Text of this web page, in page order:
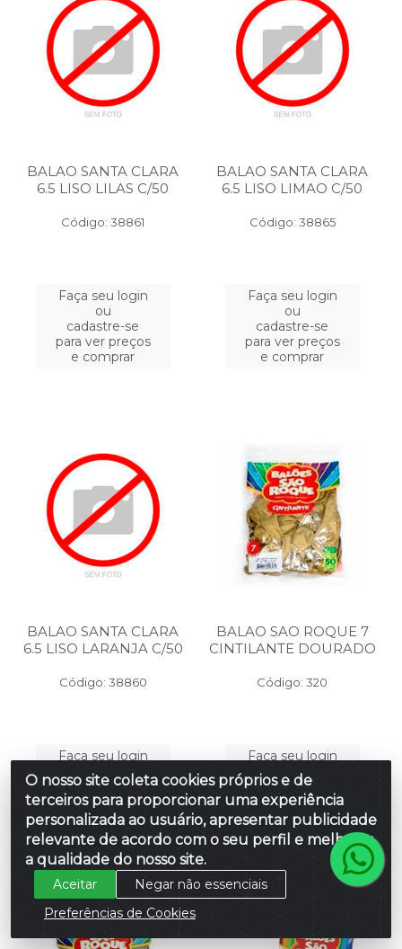
BALAO SANTA CLARA
6.5 LISO LILAS C/50
Código: 38861
Faça seu login
ou
cadastre-se
para ver preços
e comprar
BALAO SANTA CLARA
6.5 LISO LIMAO C/50
Código: 38865
Faça seu login
ou
cadastre-se
para ver preços
e comprar
BALAO SANTA CLARA
6.5 LISO LARANJA C/50
Código: 38860
Faça seu login
ou
cadastre-se
para ver preços
e comprar
BALAO SAO ROQUE 7
CINTILANTE DOURADO
Código: 320
Faça seu login
ou
cadastre-se
para ver preços
e comprar
O nosso site coleta cookies próprios e de
terceiros para proporcionar uma experiência
personalizada ao usuário, apresentar publicidade
relevante de acordo com o seu perfil e melhorar
a qualidade do nosso site.
Aceitar
Negar não essenciais
Preferências de Cookies